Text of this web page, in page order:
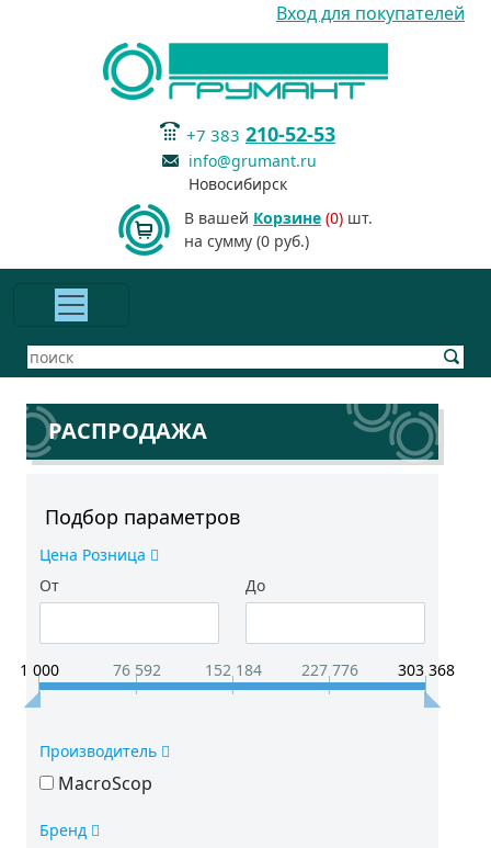
Вход для покупателей
+7 383 210-52-53
info@grumant.ru
Новосибирск
В вашей Корзине (0) шт.
на сумму (0 руб.)
РАСПРОДАЖА
Подбор параметров
Цена Розница
От
До
1 000 76 592 152 184 227 776 303 368
Производитель
MacroScop
Бренд